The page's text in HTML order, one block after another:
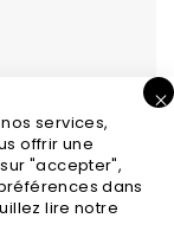
services,
offrir une
"accepter",
dans
lire notre